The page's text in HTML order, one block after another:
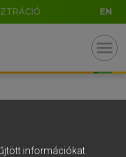
EN
menu
információkat.
- AltGr